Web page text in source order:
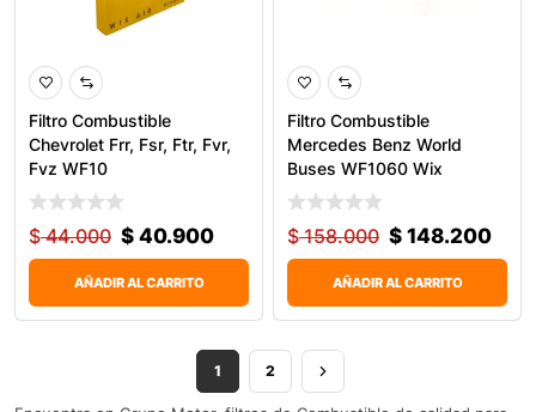
Filtro Combustible
Chevrolet Frr, Fsr, Ftr, Fvr,
Fvz WF10
$44.000 $ 40.900
AÑADIR AL CARRITO
Filtro Combustible
Mercedes Benz World
Buses WF1060 Wix
$158.000 $ 148.200
AÑADIR AL CARRITO
1 2